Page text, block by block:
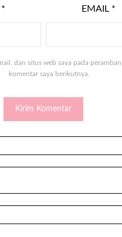
* EMAIL *
dan situs web saya pada
komentar saya berikutnya.